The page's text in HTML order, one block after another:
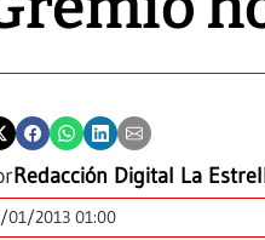
Redacción Digital La
01/2013 01:00